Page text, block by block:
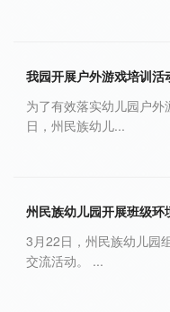
我园开展户外游戏培训活
为了有效落实幼儿园户
日，州民族幼儿...
州民族幼儿园开展班级
3月22日，州民族幼儿园
交流活动。 ...